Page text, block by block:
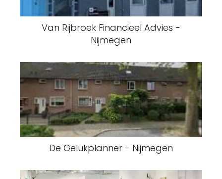
Van Rijbroek Financieel Advies -
Nijmegen
De Gelukplanner - Nijmegen